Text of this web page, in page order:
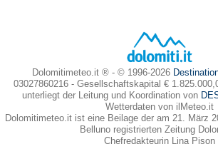
Dolomitimeteo.it ® - © 1996-2026
03027860216 - Gesellschaftskapital €
unterliegt der Leitung und Koordination von
Wetterdaten von ilMeteo.it
Dolomitimeteo.it ist eine Beilage der am 21. März
Belluno registrierten Zeitung
Chefredakteurin Lina Pison